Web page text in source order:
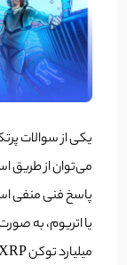
یکی از سوالات
می‌توان از طریق